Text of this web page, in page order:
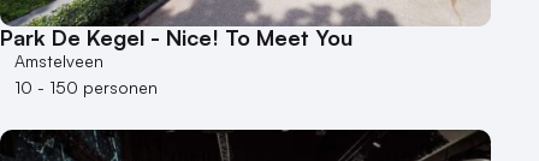
Park De Kegel - Nice! To Meet You
Amstelveen
10 - 150 personen